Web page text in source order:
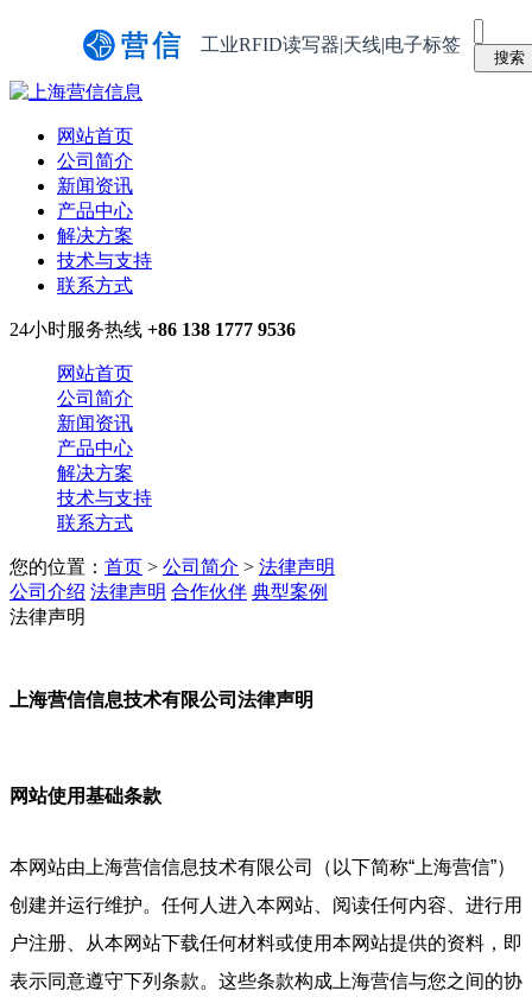
工业RFID读写器|天线|电子标签
网站首页
公司简介
新闻资讯
产品中心
解决方案
技术与支持
联系方式
24小时服务热线 +86 138 1777 9536
网站首页
公司简介
新闻资讯
产品中心
解决方案
技术与支持
联系方式
您的位置： 首页 > 公司简介 > 法律声明
公司介绍 法律声明 合作伙伴 典型案例
法律声明
上海营信信息技术有限公司法律声明
网站使用基础条款
本网站由上海营信信息技术有限公司（以下简称“上海营信”）
创建并运行维护。任何人进入本网站、阅读任何内容、进行用
户注册、从本网站下载任何材料或使用本网站提供的资料，即
表示同意遵守下列条款。这些条款构成上海营信与您之间的协